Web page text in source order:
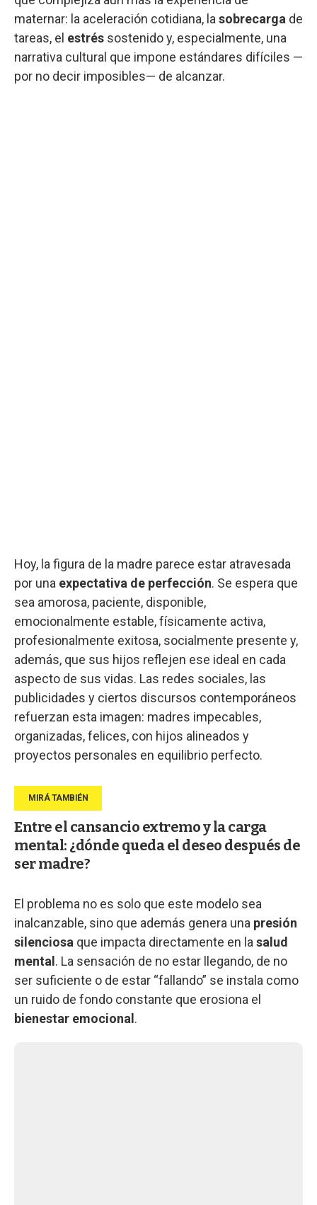
maternar: la aceleración cotidiana, la sobrecarga de
tareas, el estrés sostenido y, especialmente, una
narrativa cultural que impone estándares difíciles —
por no decir imposibles— de alcanzar.
Hoy, la figura de la madre parece estar atravesada
por una expectativa de perfección. Se espera que
sea amorosa, paciente, disponible,
emocionalmente estable, físicamente activa,
profesionalmente exitosa, socialmente presente y,
además, que sus hijos reflejen ese ideal en cada
aspecto de sus vidas. Las redes sociales, las
publicidades y ciertos discursos contemporáneos
refuerzan esta imagen: madres impecables,
organizadas, felices, con hijos alineados y
proyectos personales en equilibrio perfecto.
Entre el cansancio extremo y la carga
mental: ¿dónde queda el deseo después de
ser madre?
El problema no es solo que este modelo sea
inalcanzable, sino que además genera una presión
silenciosa que impacta directamente en la salud
mental . La sensación de no estar llegando, de no
ser suficiente o de estar “fallando” se instala como
un ruido de fondo constante que erosiona el
bienestar emocional .